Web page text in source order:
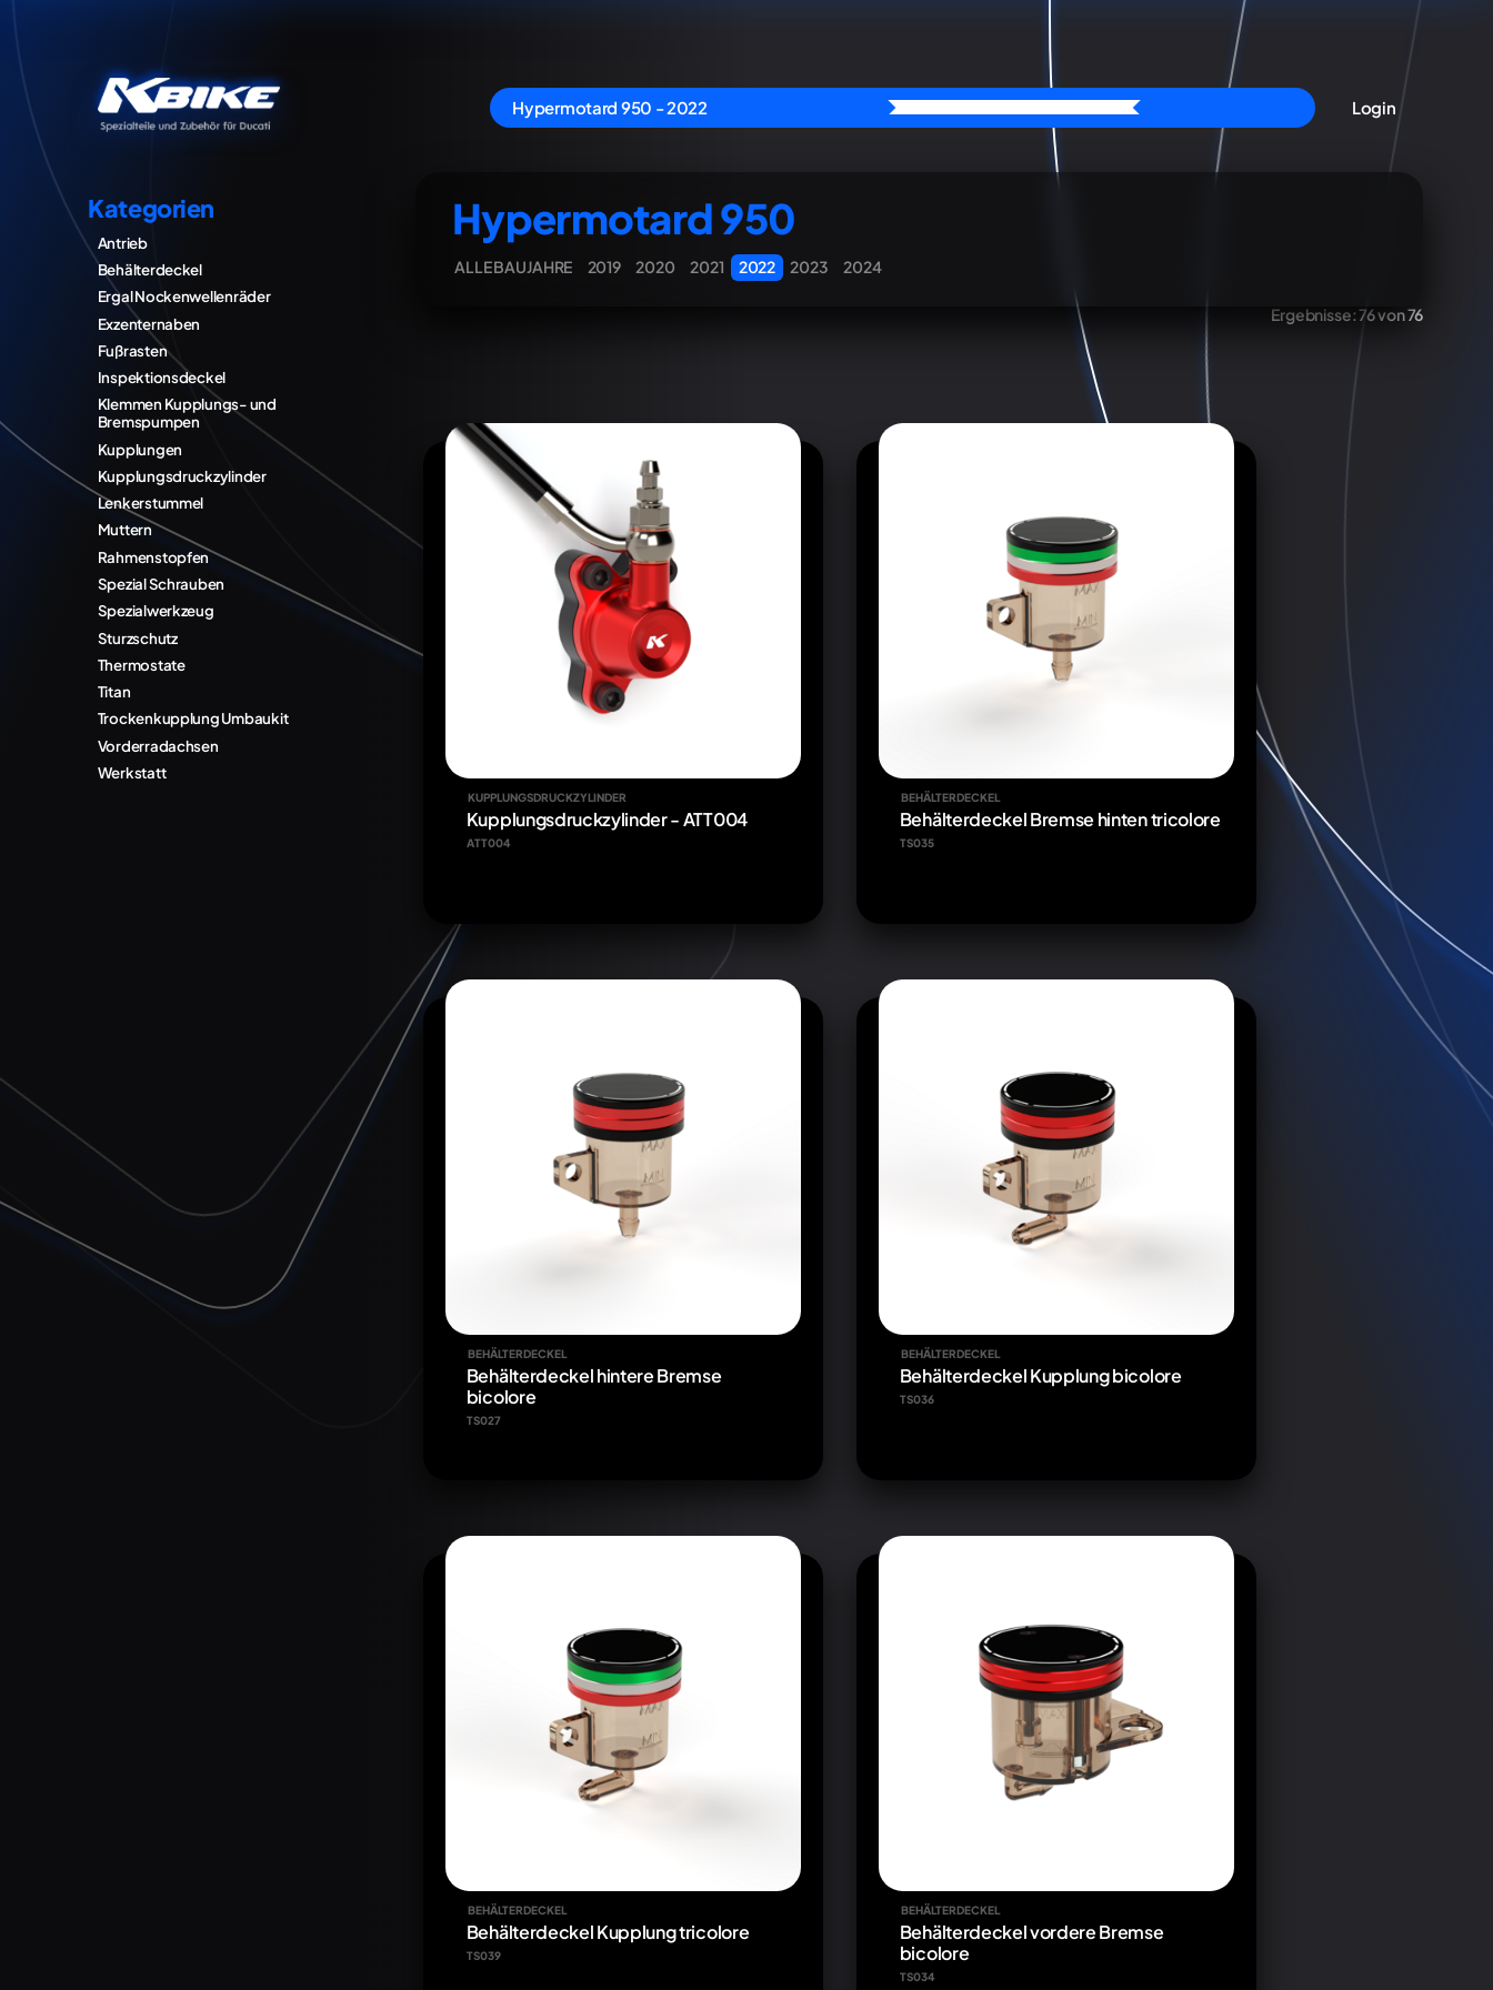
Hypermotard 950 - 2022 Login
Kategorien
Antrieb
Behälterdeckel
Ergal Nockenwellenräder
Exzenternaben
Fußrasten
Inspektionsdeckel
Klemmen Kupplungs- und
Bremspumpen
Kupplungen
Kupplungsdruckzylinder
Lenkerstummel
Muttern
Rahmenstopfen
Spezial Schrauben
Spezialwerkzeug
Sturzschutz
Thermostate
Titan
Trockenkupplung Umbaukit
Vorderradachsen
Werkstatt
Hypermotard 950
ALLE BAUJAHRE 2019 2020 2021 2022 2023 2024
Ergebnisse:76 von 76
KUPPLUNGSDRUCKZYLINDER
Kupplungsdruckzylinder - ATT004
ATT004
BEHÄLTERDECKEL
Behälterdeckel Bremse hinten tricolore
TS035
BEHÄLTERDECKEL
Behälterdeckel hintere Bremse
bicolore
TS027
BEHÄLTERDECKEL
Behälterdeckel Kupplung bicolore
TS036
BEHÄLTERDECKEL
Behälterdeckel Kupplung tricolore
TS039
BEHÄLTERDECKEL
Behälterdeckel vordere Bremse
bicolore
TS034